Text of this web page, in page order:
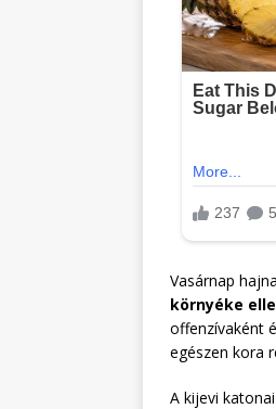
Vasárnap
környéke
offenzívaként
egészen kora
A kijevi